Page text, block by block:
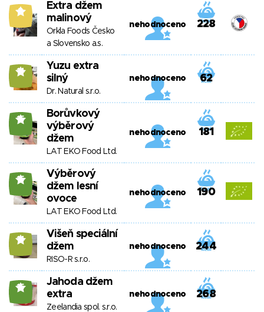
9
Extra džem
malinový
Orkla Foods Česko
a Slovensko a.s.
nehodnoceno 228
14
Yuzu extra
silný
Dr. Natural s.r.o.
nehodnoceno 62
15
Borůvkový
výběrový
džem
LAT EKO Food Ltd.
nehodnoceno 181
15
Výběrový
džem lesní
ovoce
LAT EKO Food Ltd.
nehodnoceno 190
14
Višeň speciální
džem
RISO-R s.r.o.
nehodnoceno 244
15
Jahoda džem
extra
Zeelandia spol. s.r.o.
nehodnoceno 268